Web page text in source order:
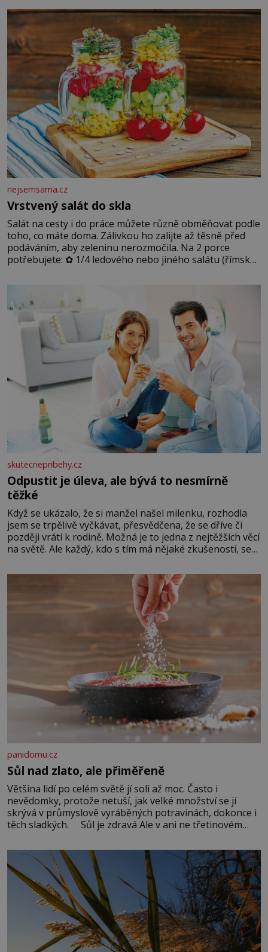
blonďaté vlásky. Fakt, že jsou těla dávných lidí nesmírně
dobře zachovalá, přičítají odborníci zdejším klimatickým
podmínkám. Sucho, prosolené písky a extrémně
nejsemsama.cz
Vrstvený salát do skla
Salát na cesty i do práce můžete různě obměňovat podle
toho, co máte doma. Zálivkou ho zalijte až těsně před
podáváním, aby zeleninu nerozmočila. Na 2 porce
potřebujete: ✿ 1/4 ledového nebo jiného salátu (římský
okurky ✿ 2 rajčata Zálivka: ✿ 4 lžíce olivového oleje ✿ 1
lžíci citronové šťávy ✿ ½ stroužku
skutecnepribehy.cz
Odpustit je úleva, ale bývá to nesmírně
těžké
Když se ukázalo, že si manžel našel milenku, rozhodla
jsem se trpělivě vyčkávat, přesvědčena, že se dříve či
později vrátí k rodině. Možná je to jedna z nejtěžších věcí
na světě. Ale každý, kdo s tím má nějaké zkušenosti, se
Když se ke mně doneslo, že si manžel pořídil milenku,
panidomu.cz
Sůl nad zlato, ale přiměřeně
Většina lidí po celém světě jí soli až moc. Často i
nevědomky, protože netuší, jak velké množství se jí
skrývá v průmyslově vyráběných potravinách, dokonce i
těch sladkých. Sůl je zdravá Ale v ani ne třetinovém
základní složky– sodík a chlór – jsou zásadní pro
správné hospodaření